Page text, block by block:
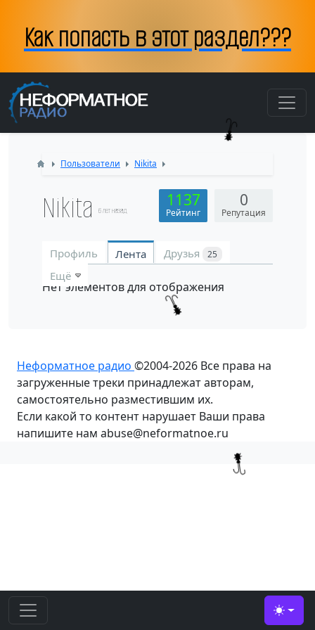
Как попасть в этот раздел???
Пользователи Nikita
Nikita 6 лет назад
0
Репутация
1137
Рейтинг
Профиль Лента Друзья 25
Ещё
Нет элементов для отображения
Неформатное радио ©2004-2026 Все права на
загруженные треки принадлежат авторам,
самостоятельно разместившим их.
Если какой то контент нарушает Ваши права
напишите нам abuse@neformatnoe.ru